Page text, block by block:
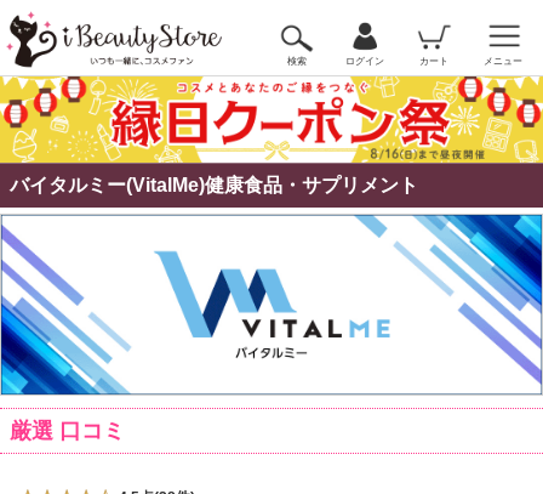
検索 ログイン カート メニュー
バイタルミー(VitalMe)健康食品・サプリメント
厳選 口コミ